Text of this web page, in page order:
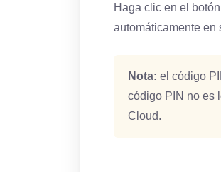
Haga clic en el
automáticamente en
Nota: el código
código PIN no es
Cloud.